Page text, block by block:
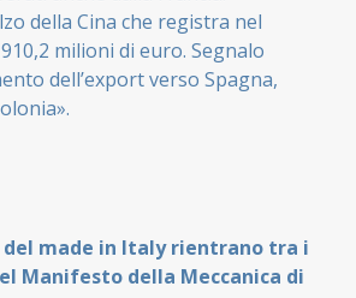
della Cina che registra nel
milioni di euro. Segnalo
dell’export verso Spagna,
made in Italy rientrano tra i
Manifesto della Meccanica di